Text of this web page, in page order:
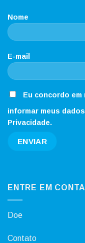
Nome
E-mail
Eu concordo em
informar meus
Privacidade.
ENTRE EM
Doe
Contato